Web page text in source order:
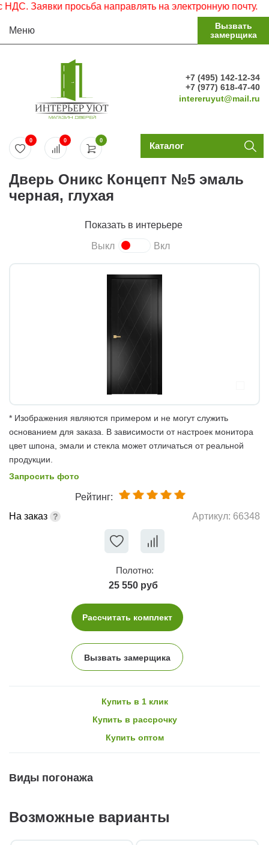
Заявки просьба направлять на электронную почту.
Меню
Вызвать
замерщика
+7 (495) 142-12-34
+7 (977) 618-47-40
intereruyut@mail.ru
0
0 0 Каталог
Дверь Оникс Концепт №5 эмаль
черная, глухая
Показать в интерьере
Выкл Вкл
* Изображения являются примером и не могут служить
основанием для заказа. В зависимости от настроек монитора
цвет шпона, эмали и стекла может отличаться от реальной
продукции.
Запросить фото
Рейтинг:
На заказ
Артикул: 66348
Полотно:
25 550 руб
Рассчитать комплект
Вызвать замерщика
Купить в 1 клик
Купить в рассрочку
Купить оптом
Виды погонажа
Возможные варианты